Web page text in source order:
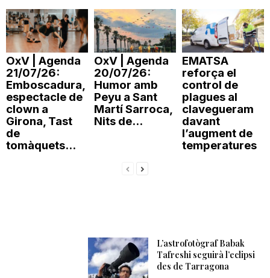
OxV | Agenda
21/07/26:
Emboscadura,
espectacle de
clown a
Girona, Tast
de
tomàquets...
OxV | Agenda
20/07/26:
Humor amb
Peyu a Sant
Martí Sarroca,
Nits de...
EMATSA
reforça el
control de
plagues al
clavegueram
davant
l’augment de
temperatures